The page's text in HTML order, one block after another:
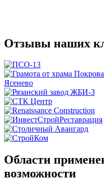
Отзывы наших
Области
возможности